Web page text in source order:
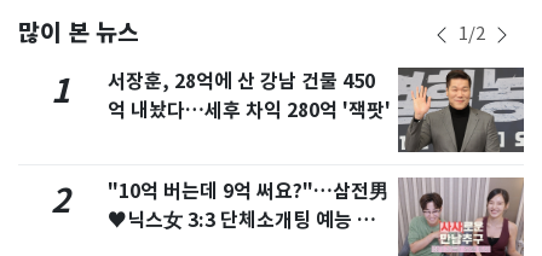
많이 본 뉴스 1/2
1
서장훈, 28억에 산 강남 건물 450
억 내놨다…세후 차익 280억 '잭팟'
2
"10억 버는데 9억 써요?"…삼전男
♥닉스女 3:3 단체소개팅 예능 화